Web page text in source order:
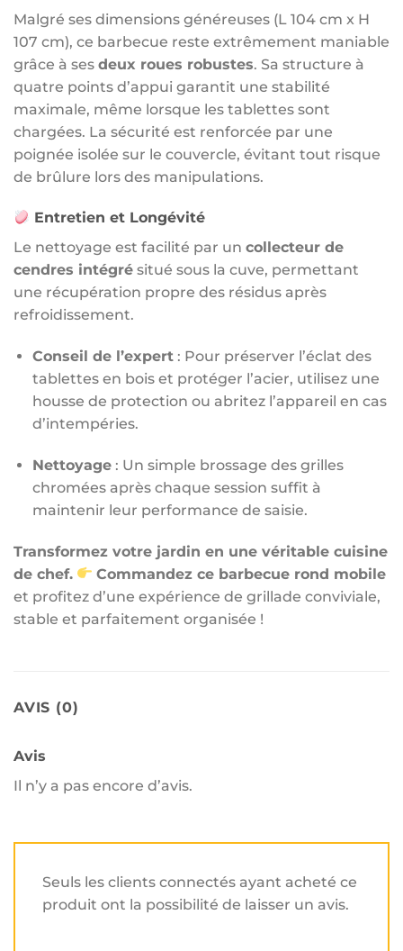
Malgré ses dimensions généreuses (L 104 cm x H
107 cm), ce barbecue reste extrêmement maniable
grâce à ses deux roues robustes. Sa structure à
quatre points d’appui garantit une stabilité
maximale, même lorsque les tablettes sont
chargées. La sécurité est renforcée par une
poignée isolée sur le couvercle, évitant tout risque
de brûlure lors des manipulations.
Entretien et Longévité
Le nettoyage est facilité par un collecteur de
cendres intégré situé sous la cuve, permettant
une récupération propre des résidus après
refroidissement.
Conseil de l’expert: Pour préserver l’éclat des
tablettes en bois et protéger l’acier, utilisez une
housse de protection ou abritez l’appareil en cas
d’intempéries.
Nettoyage: Un simple brossage des grilles
chromées après chaque session suffit à
maintenir leur performance de saisie.
Transformez votre jardin en une véritable cuisine
de chef.
Commandez ce barbecue rond mobile
et profitez d’une expérience de grillade conviviale,
stable et parfaitement organisée !
AVIS (0)
Avis
Il n’y a pas encore d’avis.
Seuls les clients connectés ayant acheté ce
produit ont la possibilité de laisser un avis.